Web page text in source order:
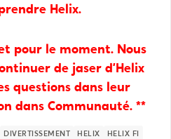
Helix.
pour le moment. Nous
de jaser d’Helix
questions dans leur
dans Communauté. **
DIVERTISSEMENT HELIX
HELIX FI